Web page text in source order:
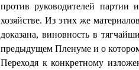
против руководи­телей партии
хозяйстве. Из этих же
доказана, виновность в
преды­дущем Пленуме и о
Переходя к конкретному